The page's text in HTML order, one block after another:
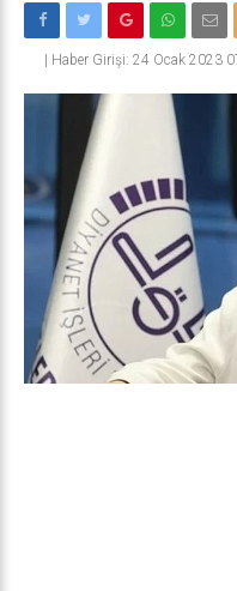
Haber Girişi: 24 Ocak 2023